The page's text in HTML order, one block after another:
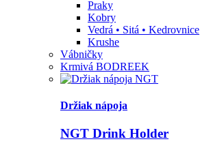
Praky
Kobry
Vedrá • Sitá • Kedrovnice
Krushe
Vábničky
Krmivá BODREEK
Držiak nápoja
NGT Drink Holder